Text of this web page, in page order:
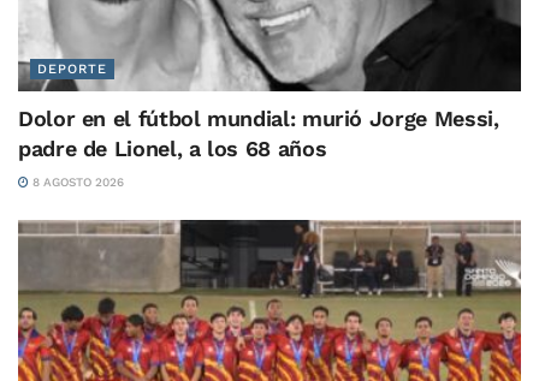
DEPORTE
Dolor en el fútbol mundial: murió Jorge Messi,
padre de Lionel, a los 68 años
8 AGOSTO 2026